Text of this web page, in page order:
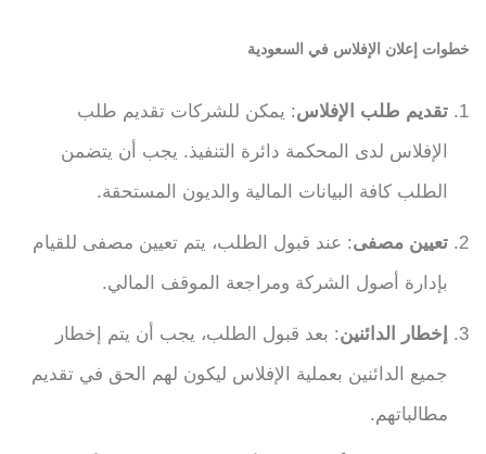
خطوات إعلان الإفلاس في السعودية
تقديم طلب الإفلاس: يمكن للشركات تقديم طلب
الإفلاس لدى المحكمة دائرة التنفيذ. يجب أن يتضمن
الطلب كافة البيانات المالية والديون المستحقة.
تعيين مصفى: عند قبول الطلب، يتم تعيين مصفى للقيام
بإدارة أصول الشركة ومراجعة الموقف المالي.
إخطار الدائنين: بعد قبول الطلب، يجب أن يتم إخطار
جميع الدائنين بعملية الإفلاس ليكون لهم الحق في تقديم
مطالباتهم.